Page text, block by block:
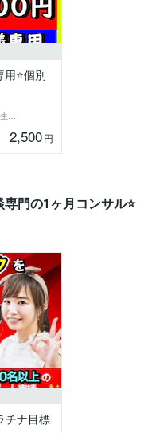
⭐️個別
2,500円
門の1ヶ月コンサル⭐
チナ目標